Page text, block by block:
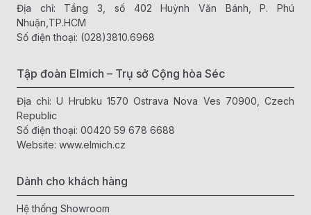
Với bảng điều khiển thông minh và các chế độ hoạt động đa
dạng, bạn có thể dễ dàng điều chỉnh quạt theo nhu cầu sử
dụng. Việc bảo trì quạt cũng rất đơn giản, chỉ cần thay bộ lọc
Địa chỉ: Tầng 3, số 402 Huỳnh Văn Bánh, P. Phú
Nhuận,TP.HCM
Số điện thoại: (028)3810.6968
Tập đoàn Elmich – Trụ sở Cộng hòa Séc
Địa chỉ: U Hrubku 1570 Ostrava Nova Ves 70900, Czech
Republic
Số điện thoại: 00420 59 678 6688
Website: www.elmich.cz
Dành cho khách hàng
Hệ thống Showroom